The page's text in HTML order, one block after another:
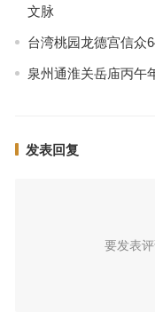
文脉
台湾桃园龙德宫信众
泉州通淮关岳庙丙午
发表回复
要发表